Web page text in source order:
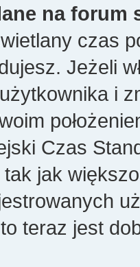
na forum
czas
Jeżeli
i
Czas
jak
teraz jest